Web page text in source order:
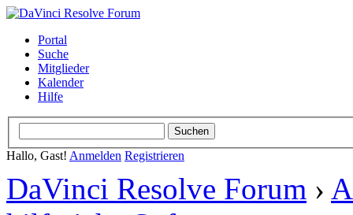
Portal
Suche
Mitglieder
Kalender
Hilfe
Hallo, Gast! Anmelden Registrieren
DaVinci Resolve Forum ›